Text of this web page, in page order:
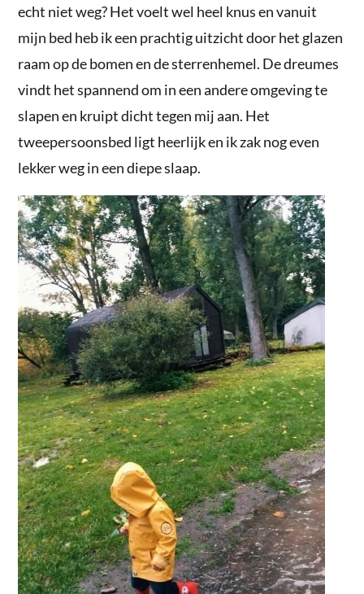
echt niet weg? Het voelt wel heel knus en vanuit
mijn bed heb ik een prachtig uitzicht door het glazen
raam op de bomen en de sterrenhemel. De dreumes
vindt het spannend om in een andere omgeving te
slapen en kruipt dicht tegen mij aan. Het
tweepersoonsbed ligt heerlijk en ik zak nog even
lekker weg in een diepe slaap.